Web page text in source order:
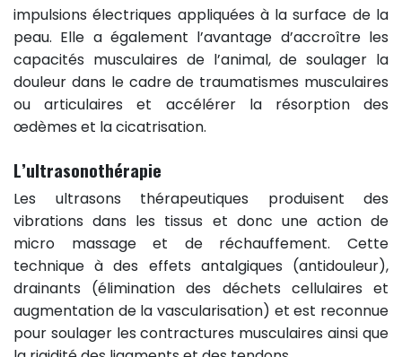
impulsions électriques appliquées à la surface de la
peau. Elle a également l’avantage d’accroître les
capacités musculaires de l’animal, de soulager la
douleur dans le cadre de traumatismes musculaires
ou articulaires et accélérer la résorption des
œdèmes et la cicatrisation.
L’ultrasonothérapie
Les ultrasons thérapeutiques produisent des
vibrations dans les tissus et donc une action de
micro massage et de réchauffement. Cette
technique à des effets antalgiques (antidouleur),
drainants (élimination des déchets cellulaires et
augmentation de la vascularisation) et est reconnue
pour soulager les contractures musculaires ainsi que